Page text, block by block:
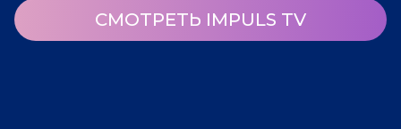
СМОТРЕТЬ IMPULS TV